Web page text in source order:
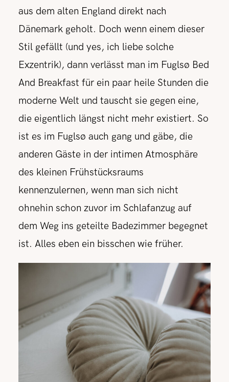
aus dem alten England direkt nach
Dänemark geholt. Doch wenn einem dieser
Stil gefällt (und yes, ich liebe solche
Exzentrik), dann verlässt man im Fuglsø Bed
And Breakfast für ein paar heile Stunden die
moderne Welt und tauscht sie gegen eine,
die eigentlich längst nicht mehr existiert. So
ist es im Fuglsø auch gang und gäbe, die
anderen Gäste in der intimen Atmosphäre
des kleinen Frühstücksraums
kennenzulernen, wenn man sich nicht
ohnehin schon zuvor im Schlafanzug auf
dem Weg ins geteilte Badezimmer begegnet
ist. Alles eben ein bisschen wie früher.